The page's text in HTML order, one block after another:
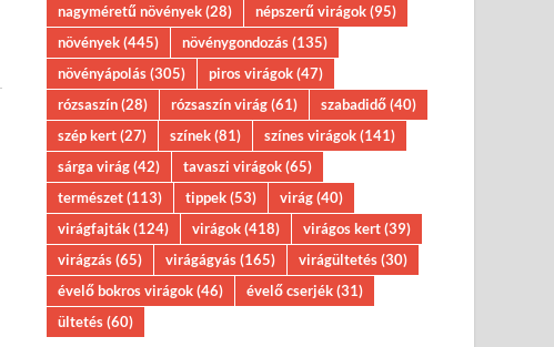
nagyméretű növények(28) népszerű virágok(95)
növények(445) növénygondozás(135)
növényápolás(305) piros virágok(47)
rózsaszín(28) rózsaszín virág(61) szabadidő(40)
szép kert(27) színek(81) színes virágok(141)
sárga virág(42) tavaszi virágok(65)
természet(113) tippek(53) virág(40)
virágfajták(124) virágok(418) virágos kert(39)
virágzás(65) virágágyás(165) virágültetés(30)
évelő bokros virágok(46) évelő cserjék(31)
ültetés(60)